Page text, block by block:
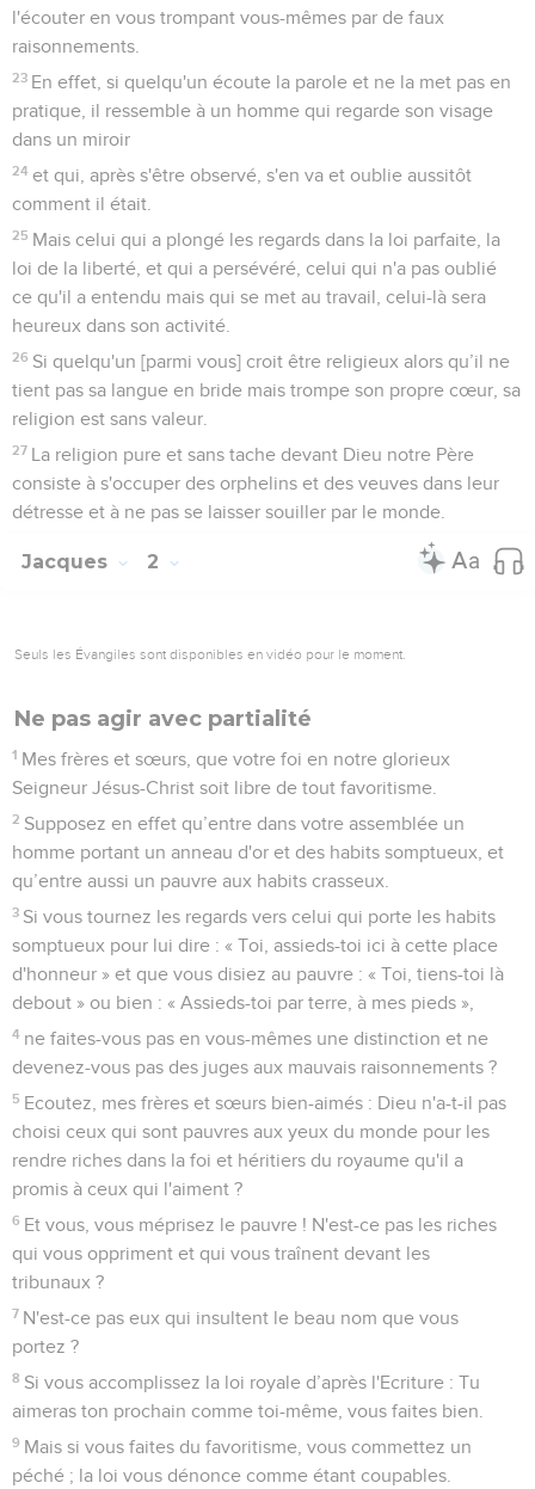
l'écouter en vous trompant vous-mêmes par de faux
raisonnements.
23 En effet, si quelqu'un écoute la parole et ne la met pas en
pratique, il ressemble à un homme qui regarde son visage
dans un miroir
24 et qui, après s'être observé, s'en va et oublie aussitôt
comment il était.
25 Mais celui qui a plongé les regards dans la loi parfaite, la
loi de la liberté, et qui a persévéré, celui qui n'a pas oublié
ce qu'il a entendu mais qui se met au travail, celui-là sera
heureux dans son activité.
26 Si quelqu'un [parmi vous] croit être religieux alors qu’il ne
tient pas sa langue en bride mais trompe son propre cœur, sa
religion est sans valeur.
27 La religion pure et sans tache devant Dieu notre Père
consiste à s'occuper des orphelins et des veuves dans leur
détresse et à ne pas se laisser souiller par le monde.
Jacques 2
Seuls les Évangiles sont disponibles en vidéo pour le moment.
Ne pas agir avec partialité
1 Mes frères et sœurs, que votre foi en notre glorieux
Seigneur Jésus-Christ soit libre de tout favoritisme.
2 Supposez en effet qu’entre dans votre assemblée un
homme portant un anneau d'or et des habits somptueux, et
qu’entre aussi un pauvre aux habits crasseux.
3 Si vous tournez les regards vers celui qui porte les habits
somptueux pour lui dire : « Toi, assieds-toi ici à cette place
d'honneur » et que vous disiez au pauvre : « Toi, tiens-toi là
debout » ou bien : « Assieds-toi par terre, à mes pieds »,
4 ne faites-vous pas en vous-mêmes une distinction et ne
devenez-vous pas des juges aux mauvais raisonnements ?
5 Ecoutez, mes frères et sœurs bien-aimés : Dieu n'a-t-il pas
choisi ceux qui sont pauvres aux yeux du monde pour les
rendre riches dans la foi et héritiers du royaume qu'il a
promis à ceux qui l'aiment ?
6 Et vous, vous méprisez le pauvre ! N'est-ce pas les riches
qui vous oppriment et qui vous traînent devant les
tribunaux ?
7 N'est-ce pas eux qui insultent le beau nom que vous
portez ?
8 Si vous accomplissez la loi royale d’après l'Ecriture : Tu
aimeras ton prochain comme toi-même, vous faites bien.
9 Mais si vous faites du favoritisme, vous commettez un
péché ; la loi vous dénonce comme étant coupables.